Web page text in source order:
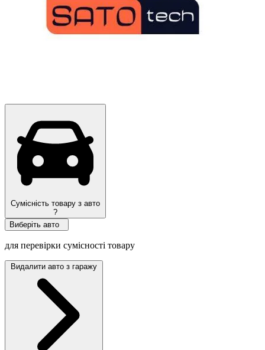
Сумісність товару з авто
?
Виберіть авто
для перевірки сумісності товару
Видалити авто з гаражу